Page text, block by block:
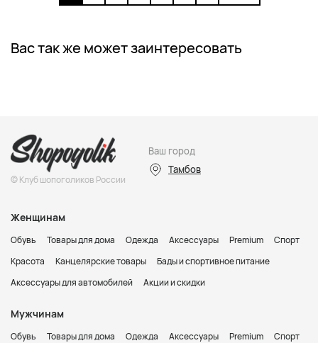
Вас так же может заинтересовать
© Клуб шопоголиков России
Ваш город
Тамбов
Женщинам
Обувь Товары для дома Одежда Аксессуары Premium
Спорт
Красота
Канцелярские товары
Бады и спортивное питание
Аксессуары для автомобилей
Акции и скидки
Мужчинам
Обувь Товары для дома Одежда Аксессуары Premium
Спорт